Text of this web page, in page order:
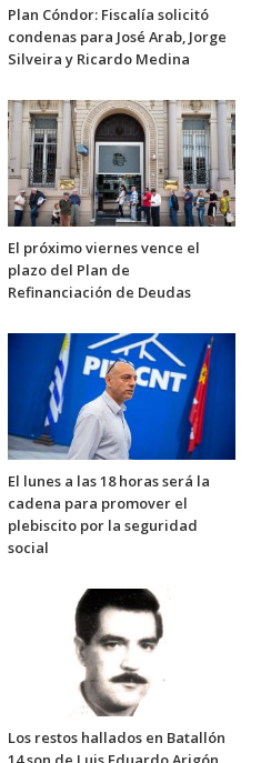
Plan Cóndor: Fiscalía solicitó
condenas para José Arab, Jorge
Silveira y Ricardo Medina
El próximo viernes vence el
plazo del Plan de
Refinanciación de Deudas
El lunes a las 18 horas será la
cadena para promover el
plebiscito por la seguridad
social
Los restos hallados en Batallón